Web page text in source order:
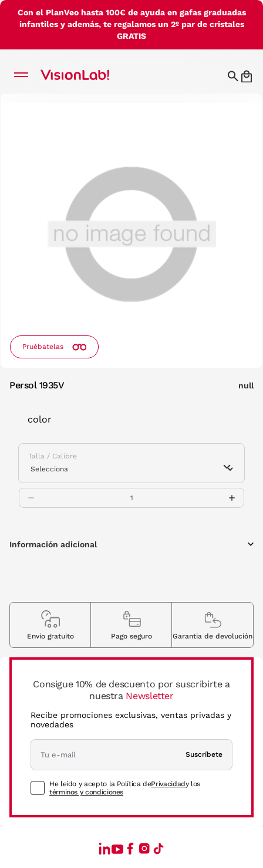
Con el PlanVeo hasta 100€ de ayuda en gafas graduadas
infantiles y además, te regalamos un 2º par de cristales
GRATIS
Pruébatelas
Persol 1935V null
color
Talla / Calibre
Información adicional
Consigue 10% de descuento por suscribirte a
nuestra Newsletter
Recibe promociones exclusivas, ventas privadas y
novedades
Suscríbete
He leído y acepto la Política dePrivacidady los
términos y condiciones
Envio gratuito Pago seguro Garantia de devolución